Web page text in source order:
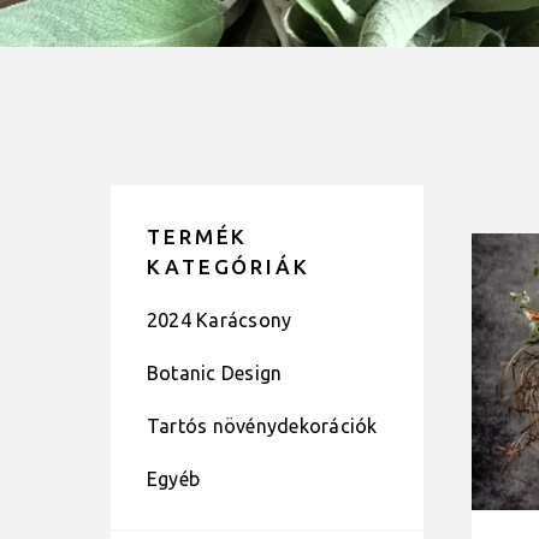
TERMÉK
KATEGÓRIÁK
2024 Karácsony
Botanic Design
Tartós növénydekorációk
Egyéb